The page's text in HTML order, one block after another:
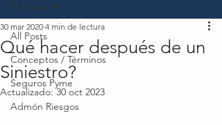
All Posts
Conceptos / Términos
Seguros Pyme
Admón Riesgos
All Posts
Qué hacer después de un
Siniestro?
30 mar 2020 4 min de lectura
Actualizado:30 oct 2023